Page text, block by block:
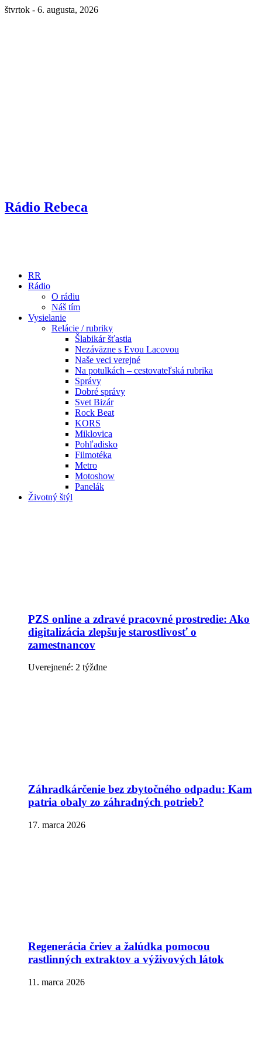
štvrtok - 6. augusta, 2026
Rádio Rebeca
RR
Rádio
O rádiu
Náš tím
Vysielanie
Relácie / rubriky
Šlabikár šťastia
Nezáväzne s Evou Lacovou
Naše veci verejné
Na potulkách – cestovateľská rubrika
Správy
Dobré správy
Svet Bizár
Rock Beat
KORS
Miklovica
Pohľadisko
Filmotéka
Metro
Motoshow
Panelák
Životný štýl
PZS online a zdravé pracovné prostredie: Ako
digitalizácia zlepšuje starostlivosť o
zamestnancov
Uverejnené: 2 týždne
Záhradkárčenie bez zbytočného odpadu: Kam
patria obaly zo záhradných potrieb?
17. marca 2026
Regenerácia čriev a žalúdka pomocou
rastlinných extraktov a výživových látok
11. marca 2026